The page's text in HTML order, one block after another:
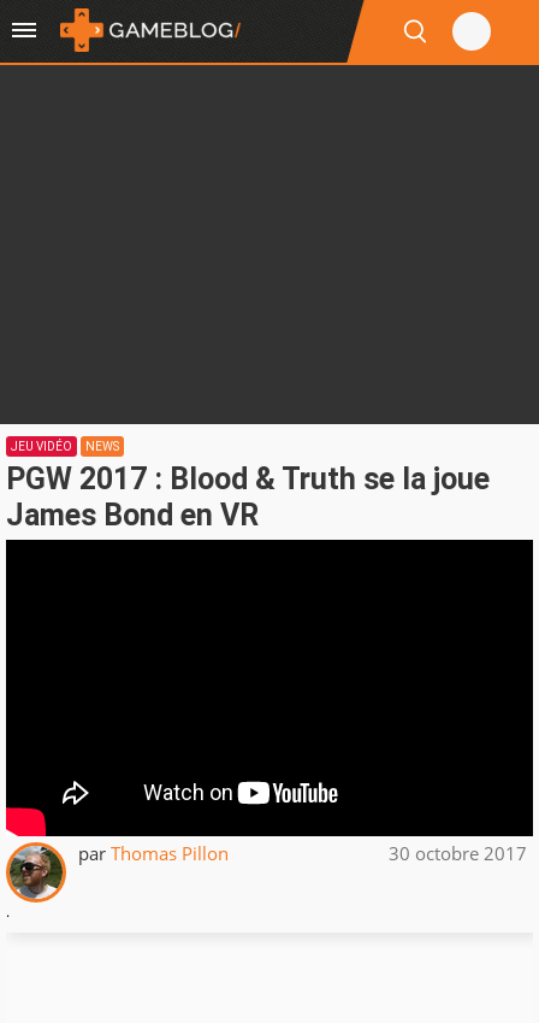
JEU VIDÉO NEWS
PGW 2017 : Blood & Truth se la joue
James Bond en VR
par Thomas Pillon 30 octobre 2017
.